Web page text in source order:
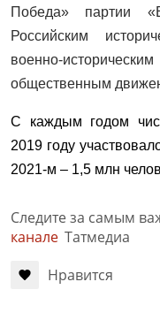
Победа» партии
Российским
военно-
общественным
С каждым годом
2019 году
2021-м – 1,5 млн
Следите за самым
канале Татмедиа
Нравится